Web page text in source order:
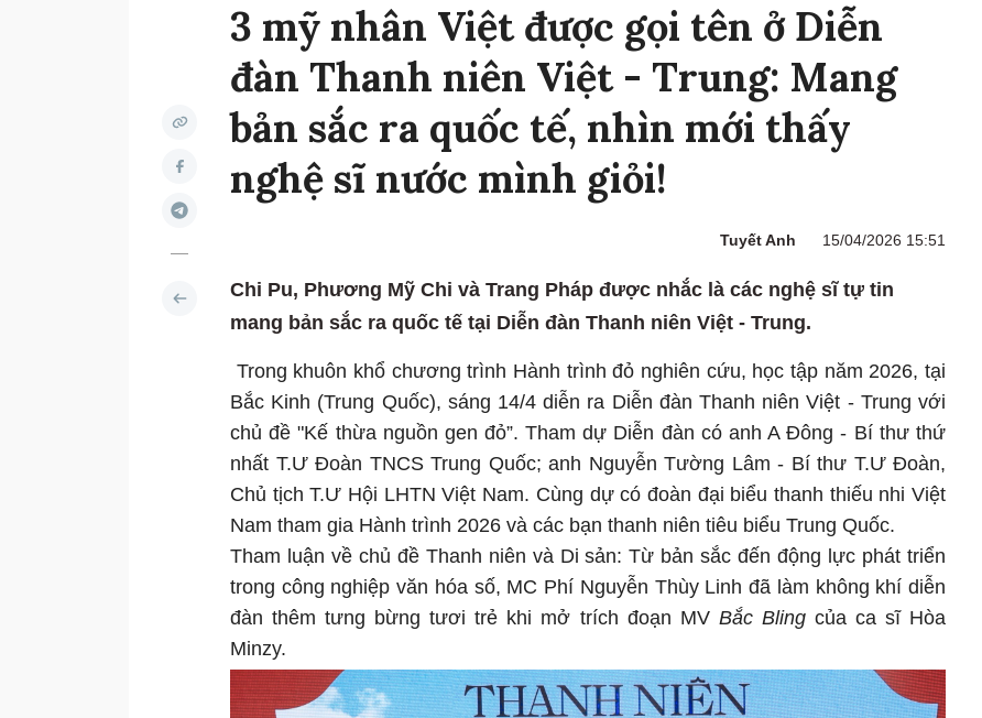
3 mỹ nhân Việt được gọi tên ở Diễn
đàn Thanh niên Việt - Trung: Mang
bản sắc ra quốc tế, nhìn mới thấy
nghệ sĩ nước mình giỏi!
Tuyết Anh 15/04/2026 15:51
Chi Pu, Phương Mỹ Chi và Trang Pháp được nhắc là các nghệ sĩ tự tin
mang bản sắc ra quốc tế tại Diễn đàn Thanh niên Việt - Trung.
Trong khuôn khổ chương trình Hành trình đỏ nghiên cứu, học tập năm 2026, tại
Bắc Kinh (Trung Quốc), sáng 14/4 diễn ra Diễn đàn Thanh niên Việt - Trung với
chủ đề "Kế thừa nguồn gen đỏ”. Tham dự Diễn đàn có anh A Đông - Bí thư thứ
nhất T.Ư Đoàn TNCS Trung Quốc; anh Nguyễn Tường Lâm - Bí thư T.Ư Đoàn,
Chủ tịch T.Ư Hội LHTN Việt Nam. Cùng dự có đoàn đại biểu thanh thiếu nhi Việt
Nam tham gia Hành trình 2026 và các bạn thanh niên tiêu biểu Trung Quốc.
Tham luận về chủ đề Thanh niên và Di sản: Từ bản sắc đến động lực phát triển
trong công nghiệp văn hóa số, MC Phí Nguyễn Thùy Linh đã làm không khí diễn
đàn thêm tưng bừng tươi trẻ khi mở trích đoạn MV Bắc Blingcủa ca sĩ Hòa
Minzy.